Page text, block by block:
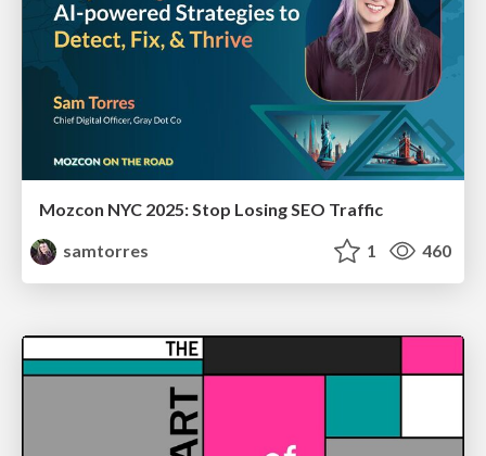
Mozcon NYC 2025: Stop Losing SEO Traffic
samtorres
1 460